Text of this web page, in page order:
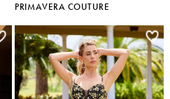
PRIMAVERA COUTURE